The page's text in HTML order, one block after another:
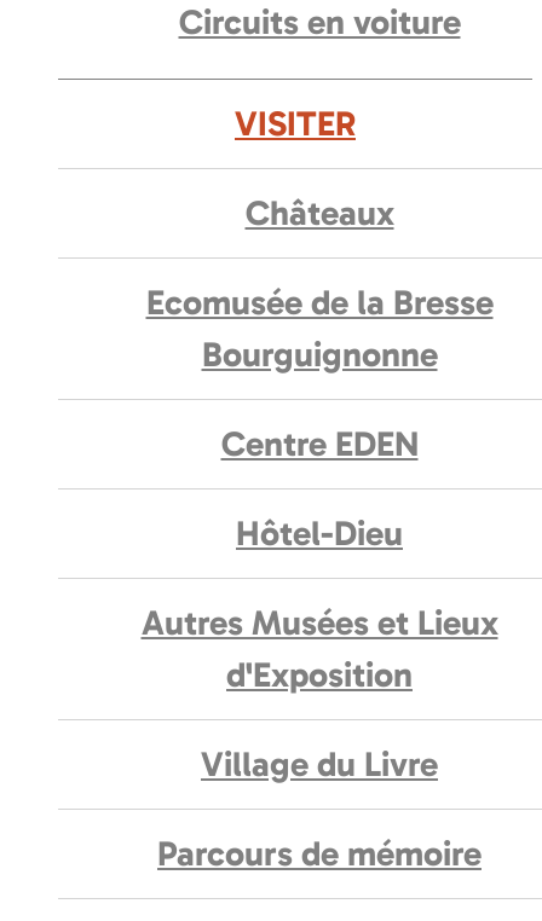
Circuits en voiture
VISITER
Châteaux
Ecomusée de la Bresse
Bourguignonne
Centre EDEN
Hôtel-Dieu
Autres Musées et Lieux
d'Exposition
Village du Livre
Parcours de mémoire